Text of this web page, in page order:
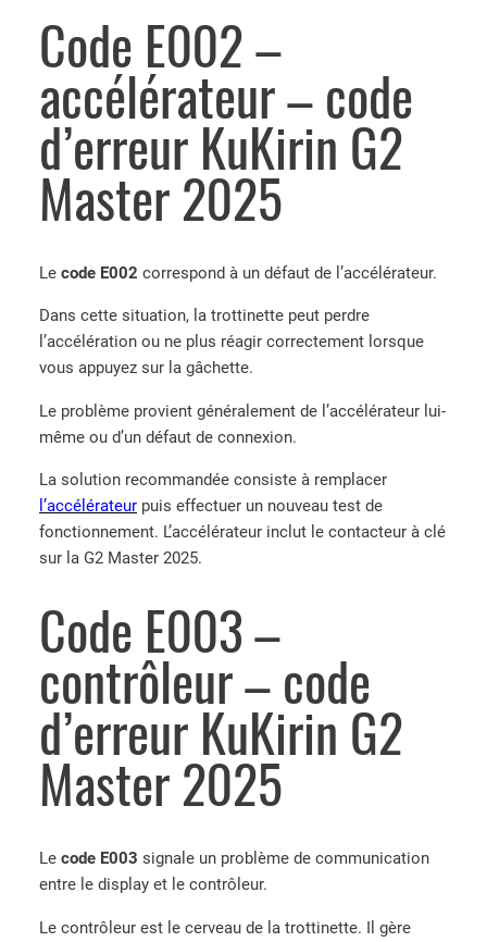
Code E002 –
accélérateur – code
d’erreur KuKirin G2
Master 2025
Le code E002 correspond à un défaut de l’accélérateur.
Dans cette situation, la trottinette peut perdre
l’accélération ou ne plus réagir correctement lorsque
vous appuyez sur la gâchette.
Le problème provient généralement de l’accélérateur lui-
même ou d’un défaut de connexion.
La solution recommandée consiste à remplacer
l’accélérateur puis effectuer un nouveau test de
fonctionnement. L’accélérateur inclut le contacteur à clé
sur la G2 Master 2025.
Code E003 –
contrôleur – code
d’erreur KuKirin G2
Master 2025
Le code E003 signale un problème de communication
entre le display et le contrôleur.
Le contrôleur est le cerveau de la trottinette. Il gère